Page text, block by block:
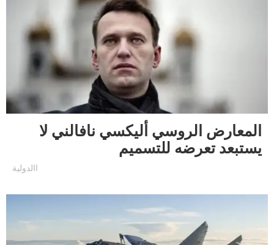
المعارض الروسي أليكسي نافالني لا
يستبعد تعرضه للتسميم
االدولية